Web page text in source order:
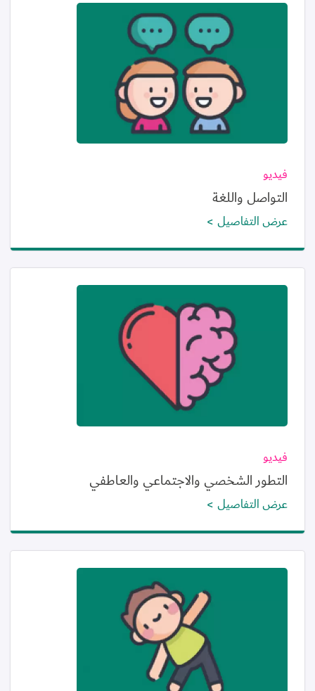
الصورة
فيديو
التواصل واللغة
عرض التفاصيل
الصورة
فيديو
التطور الشخصي والاجتماعي والعاطفي
عرض التفاصيل
الصورة